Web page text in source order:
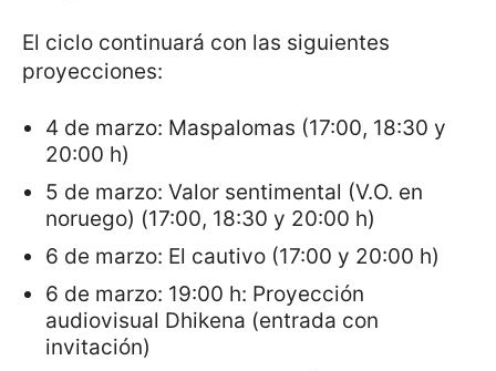
El ciclo continuará con las siguientes
proyecciones:
4 de marzo: Maspalomas (17:00, 18:30 y
20:00 h)
5 de marzo: Valor sentimental (V.O. en
noruego) (17:00, 18:30 y 20:00 h)
6 de marzo: El cautivo (17:00 y 20:00 h)
6 de marzo: 19:00 h: Proyección
audiovisual Dhikena (entrada con
invitación)